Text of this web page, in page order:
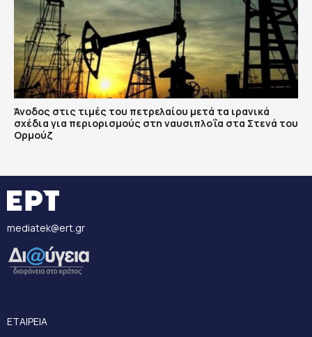
Άνοδος στις τιμές του πετρελαίου μετά τα ιρανικά
σχέδια για περιορισμούς στη ναυσιπλοΐα στα Στενά του
Ορμούζ
mediatek@ert.gr
ΕΤΑΙΡΕΙΑ